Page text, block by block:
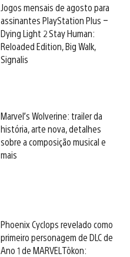
Jogos mensais de agosto para
assinantes PlayStation Plus –
Dying Light 2 Stay Human:
Reloaded Edition, Big Walk,
Signalis
Marvel’s Wolverine: trailer da
história, arte nova, detalhes
sobre a composição musical e
mais
Phoenix Cyclops revelado como
primeiro personagem de DLC de
Ano 1 de MARVEL Tōkon: